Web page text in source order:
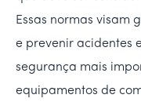
Essas normas visam
e prevenir acidentes
segurança mais
equipamentos de